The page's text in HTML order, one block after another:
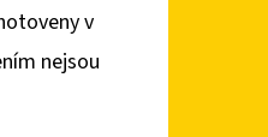
v
nejsou